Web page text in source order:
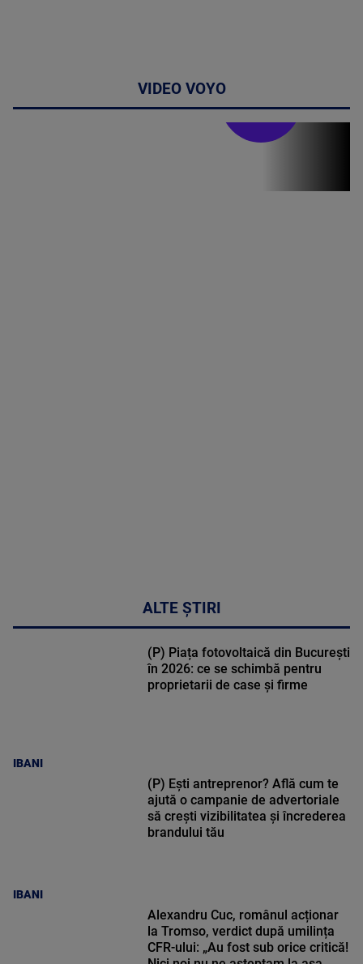
VIDEO VOYO
ALTE ȘTIRI
IBANI
(P) Piața fotovoltaică din București
în 2026: ce se schimbă pentru
proprietarii de case și firme
IBANI
(P) Ești antreprenor? Află cum te
ajută o campanie de advertoriale
să crești vizibilitatea și încrederea
brandului tău
Alexandru Cuc, românul acționar
la Tromso, verdict după umilința
CFR-ului: „Au fost sub orice critică!